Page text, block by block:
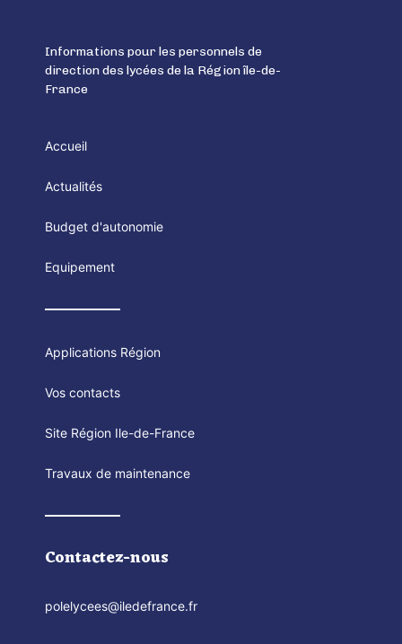
Informations pour les personnels de
direction des lycées de la Région île-de-
France
Accueil
Actualités
Budget d'autonomie
Equipement
Applications Région
Vos contacts
Site Région Ile-de-France
Travaux de maintenance
Contactez-nous
polelycees@iledefrance.fr